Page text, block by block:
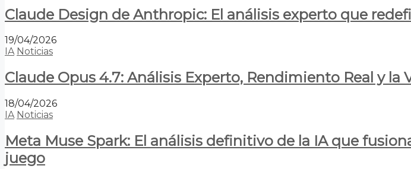
Claude Design de Anthropic: El análisis experto que
19/04/2026
IA Noticias
Claude Opus 4.7: Análisis Experto, Rendimiento Real y
18/04/2026
IA Noticias
Meta Muse Spark: El análisis definitivo de la IA que
juego